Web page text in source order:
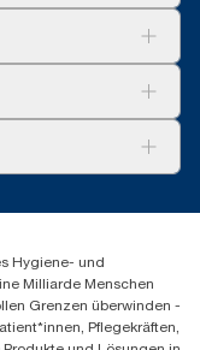
Hygiene- und
Milliarde Menschen
Grenzen überwinden -
Pflegekräften,